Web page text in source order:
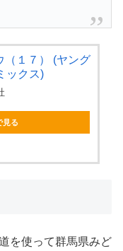
（１７） (ヤング
ックス)
見る
を使って群馬県みど